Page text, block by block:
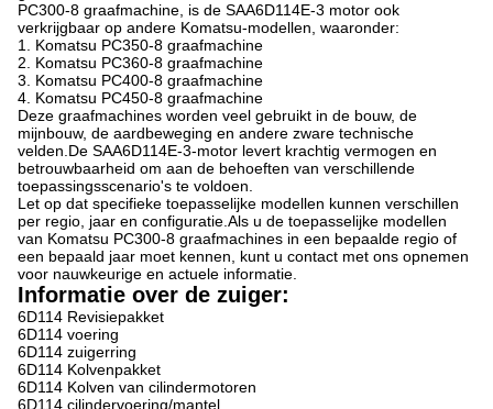
PC300-8 graafmachine, is de SAA6D114E-3 motor ook
verkrijgbaar op andere Komatsu-modellen, waaronder:
1. Komatsu PC350-8 graafmachine
2. Komatsu PC360-8 graafmachine
3. Komatsu PC400-8 graafmachine
4. Komatsu PC450-8 graafmachine
Deze graafmachines worden veel gebruikt in de bouw, de
mijnbouw, de aardbeweging en andere zware technische
velden.De SAA6D114E-3-motor levert krachtig vermogen en
betrouwbaarheid om aan de behoeften van verschillende
toepassingsscenario's te voldoen.
Let op dat specifieke toepasselijke modellen kunnen verschillen
per regio, jaar en configuratie.Als u de toepasselijke modellen
van Komatsu PC300-8 graafmachines in een bepaalde regio of
een bepaald jaar moet kennen, kunt u contact met ons opnemen
voor nauwkeurige en actuele informatie.
Informatie over de zuiger:
6D114 Revisiepakket
6D114 voering
6D114 zuigerring
6D114 Kolvenpakket
6D114 Kolven van cilindermotoren
6D114 cilindervoering/mantel